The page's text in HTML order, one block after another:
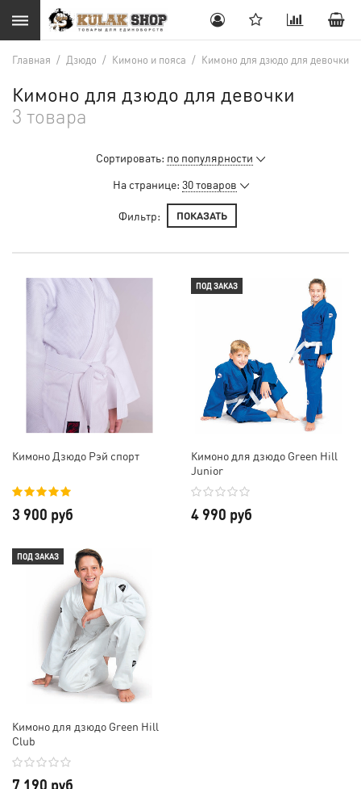
Главная / Дзюдо / Кимоно и пояса / Кимоно для дзюдо для девочки
Кимоно для дзюдо для девочки
3 товара
Сортировать: по популярности
На странице: 30 товаров
Фильтр: ПОКАЗАТЬ
Кимоно Дзюдо Рэй спорт
3 900 руб
ПОД ЗАКАЗ
Кимоно для дзюдо Green Hill
Junior
4 990 руб
ПОД ЗАКАЗ
Кимоно для дзюдо Green Hill
Club
7 190 руб